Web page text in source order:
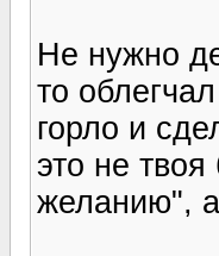
Не нужно
то
горло и
это не
желанию",